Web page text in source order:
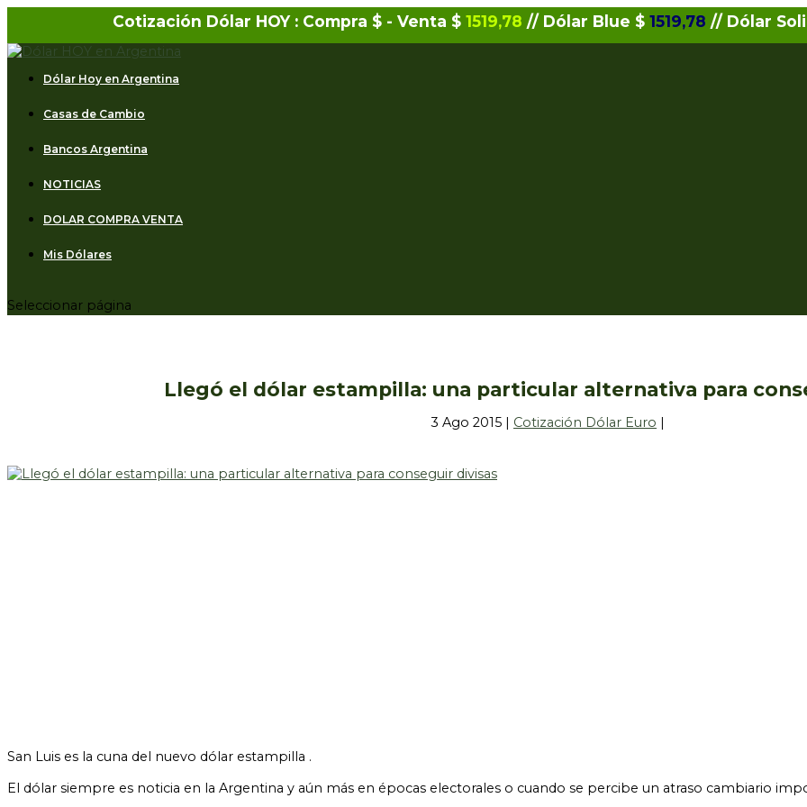
Cotización Dólar HOY : Compra $ - Venta $ 1519,78 // Dólar Blue $ 1519,78 // Dólar
Dólar Hoy en Argentina
Casas de Cambio
Bancos Argentina
NOTICIAS
DOLAR COMPRA VENTA
Mis Dólares
Seleccionar página
Llegó el dólar estampilla: una particular alternativa para
3 Ago 2015 | Cotización Dólar Euro |
San Luis es la cuna del nuevo dólar estampilla .
El dólar siempre es noticia en la Argentina y aún más en épocas electorales o cuando se percibe un atraso cambiario